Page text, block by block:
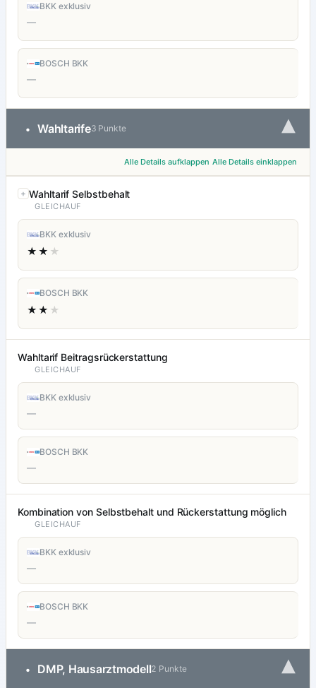
BKK exklusiv
—
BOSCH BKK
—
• Wahltarife3 Punkte ▾
Alle Details aufklappen Alle Details einklappen
Wahltarif Selbstbehalt
GLEICHAUF
BKK exklusiv
★★ ★
BOSCH BKK
★★ ★
Wahltarif Beitragsrückerstattung
GLEICHAUF
BKK exklusiv
—
BOSCH BKK
—
Kombination von Selbstbehalt und Rückerstattung möglich
GLEICHAUF
BKK exklusiv
—
BOSCH BKK
—
• DMP, Hausarztmodell2 Punkte ▾